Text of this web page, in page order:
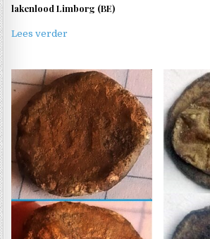
lakenlood Limborg (BE)
Lees verder